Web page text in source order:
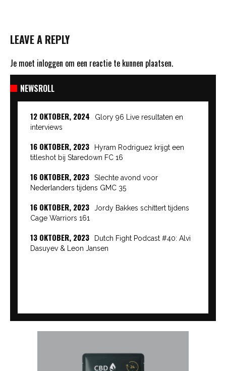
LEAVE A REPLY
Je moet inloggen om een reactie te kunnen plaatsen.
NEWSROLL
12 OKTOBER, 2024
Glory 96 Live resultaten en
interviews
16 OKTOBER, 2023
Hyram Rodriguez krijgt een
titleshot bij Staredown FC 16
16 OKTOBER, 2023
Slechte avond voor
Nederlanders tijdens GMC 35
16 OKTOBER, 2023
Jordy Bakkes schittert tijdens
Cage Warriors 161
13 OKTOBER, 2023
Dutch Fight Podcast #40: Alvi
Dasuyev & Leon Jansen